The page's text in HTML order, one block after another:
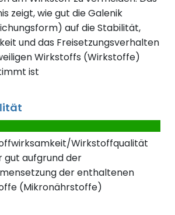
zeigt, wie gut die Galenik
auf die Stabilität,
und das Freisetzungsverhalten
Wirkstoffs (Wirkstoffe)
ist
Wirkstoffqualität
gut aufgrund der
der enthaltenen
(Mikronährstoffe)